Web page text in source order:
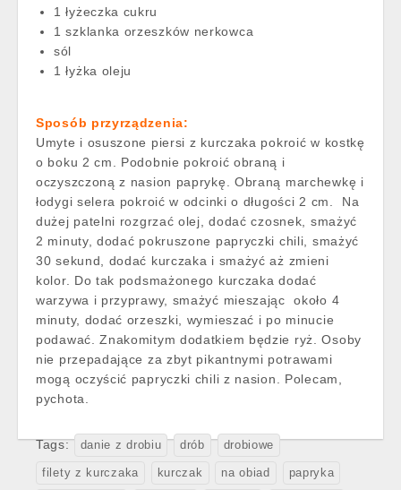
1 łyżeczka cukru
1 szklanka orzeszków nerkowca
sól
1 łyżka oleju
Sposób przyrządzenia:
Umyte i osuszone piersi z kurczaka pokroić w kostkę
o boku 2 cm. Podobnie pokroić obraną i
oczyszczoną z nasion paprykę. Obraną marchewkę i
łodygi selera pokroić w odcinki o długości 2 cm. Na
dużej patelni rozgrzać olej, dodać czosnek, smażyć
2 minuty, dodać pokruszone papryczki chili, smażyć
30 sekund, dodać kurczaka i smażyć aż zmieni
kolor. Do tak podsmażonego kurczaka dodać
warzywa i przyprawy, smażyć mieszając około 4
minuty, dodać orzeszki, wymieszać i po minucie
podawać. Znakomitym dodatkiem będzie ryż. Osoby
nie przepadające za zbyt pikantnymi potrawami
mogą oczyścić papryczki chili z nasion. Polecam,
pychota.
Tags: danie z drobiu drób drobiowe
filety z kurczaka kurczak na obiad papryka